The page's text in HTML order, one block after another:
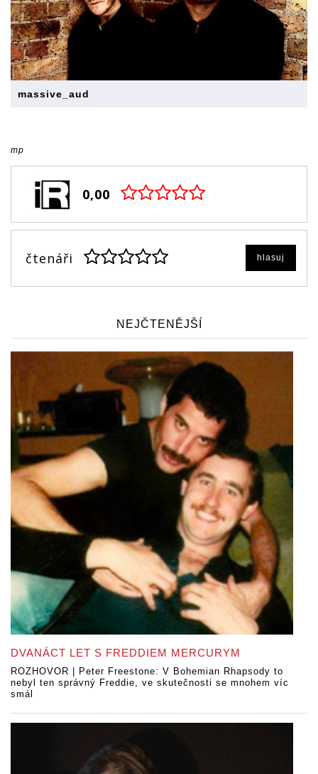
massive_aud
mp
0,00
čtenáři hlasuj
NEJČTENĚJŠÍ
DVANÁCT LET S FREDDIEM MERCURYM
ROZHOVOR | Peter Freestone: V Bohemian Rhapsody to
nebyl ten správný Freddie, ve skutečnosti se mnohem víc
smál